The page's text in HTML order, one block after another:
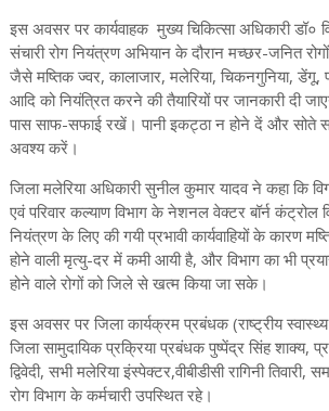
इस अवसर पर कार्यवाहक मुख्य चिकित्सा अधिकारी डॉ०
संचारी रोग नियंत्रण अभियान के दौरान मच्छर-जनित
जैसे मष्तिक ज्वर, कालाजार, मलेरिया, चिकनगुनिया, डेंगू,
आदि को नियंत्रित करने की तैयारियों पर जानकारी दी
पास साफ-सफाई रखें। पानी इकट्ठा न होने दें और सोते
अवश्य करें।
जिला मलेरिया अधिकारी सुनील कुमार यादव ने कहा कि
एवं परिवार कल्याण विभाग के नेशनल वेक्टर बॉर्न कंट्रोल
नियंत्रण के लिए की गयी प्रभावी कार्यवाहियों के कारण
होने वाली मृत्यु-दर में कमी आयी है, और विभाग का भी
होने वाले रोगों को जिले से खत्म किया जा सके।
इस अवसर पर जिला कार्यक्रम प्रबंधक (राष्ट्रीय
जिला सामुदायिक प्रक्रिया प्रबंधक पुष्पेंद्र सिंह शाक्य,
द्विवेदी, सभी मलेरिया इंस्पेक्टर,वीबीडीसी रागिनी
रोग विभाग के कर्मचारी उपस्थित रहे।